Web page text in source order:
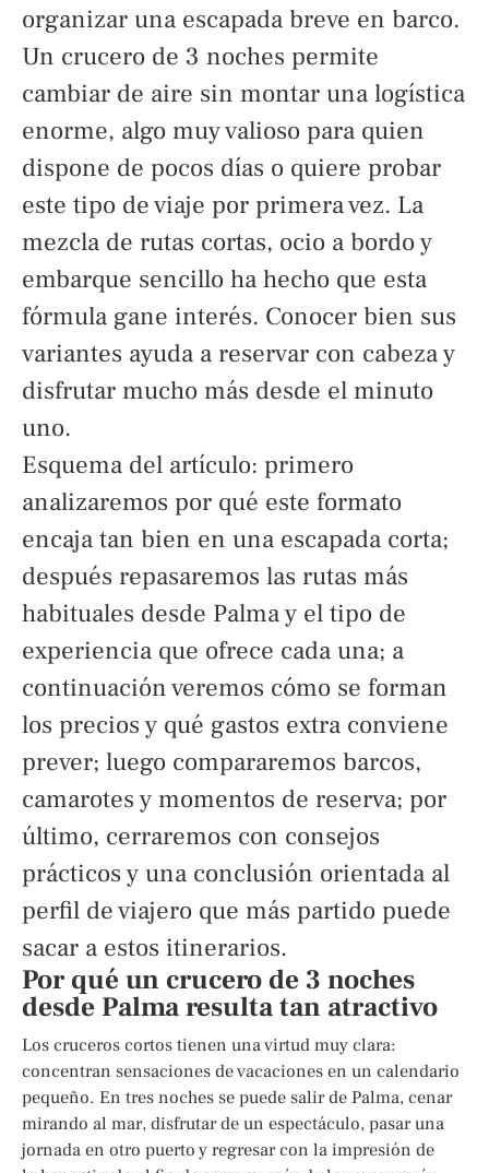
organizar una escapada breve en barco.
Un crucero de 3 noches permite
cambiar de aire sin montar una logística
enorme, algo muy valioso para quien
dispone de pocos días o quiere probar
este tipo de viaje por primera vez. La
mezcla de rutas cortas, ocio a bordo y
embarque sencillo ha hecho que esta
fórmula gane interés. Conocer bien sus
variantes ayuda a reservar con cabeza y
disfrutar mucho más desde el minuto
uno.
Esquema del artículo: primero
analizaremos por qué este formato
encaja tan bien en una escapada corta;
después repasaremos las rutas más
habituales desde Palma y el tipo de
experiencia que ofrece cada una; a
continuación veremos cómo se forman
los precios y qué gastos extra conviene
prever; luego compararemos barcos,
camarotes y momentos de reserva; por
último, cerraremos con consejos
prácticos y una conclusión orientada al
perfil de viajero que más partido puede
sacar a estos itinerarios.
Por qué un crucero de 3 noches
desde Palma resulta tan atractivo
Los cruceros cortos tienen una virtud muy clara:
concentran sensaciones de vacaciones en un calendario
pequeño. En tres noches se puede salir de Palma, cenar
mirando al mar, disfrutar de un espectáculo, pasar una
jornada en otro puerto y regresar con la impresión de